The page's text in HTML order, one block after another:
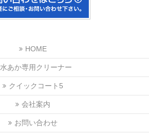
HOME
水あか専用クリーナー
クイックコート5
会社案内
お問い合わせ